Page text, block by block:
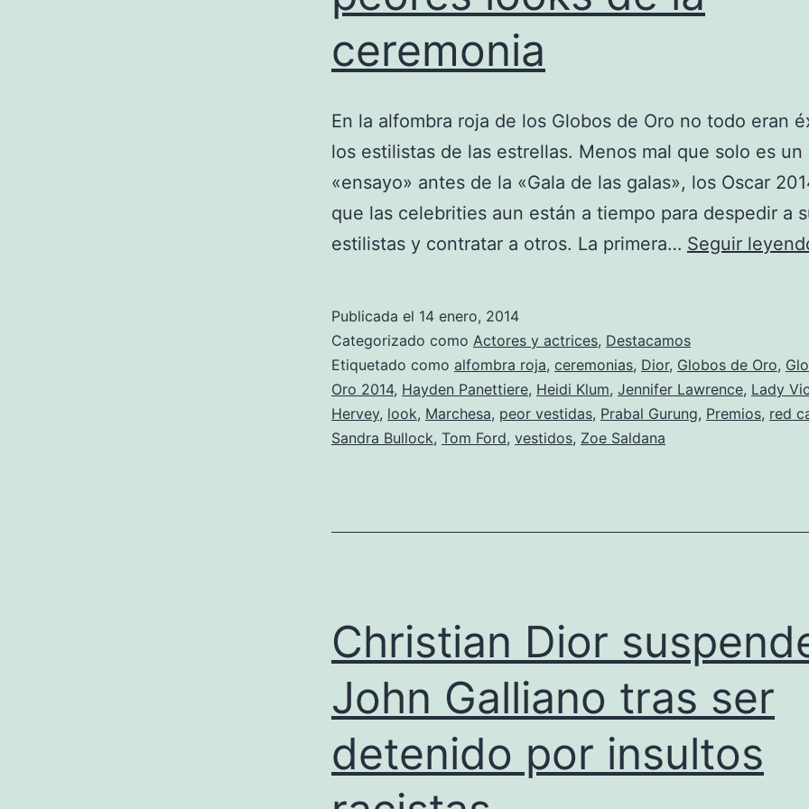
ceremonia
En la alfombra roja de los Globos de Oro no todo eran
los estilistas de las estrellas. Menos mal que solo es un
«ensayo» antes de la «Gala de las galas», los Oscar
que las celebrities aun están a tiempo para despedir a
estilistas y contratar a otros. La primera… Seguir
Publicada el 14 enero, 2014
Categorizado como Actores y actrices, Destacamos
Etiquetado como alfombra roja, ceremonias, Dior, Globos de Oro,
Oro 2014, Hayden Panettiere, Heidi Klum, Jennifer Lawrence, Lady
Hervey, look, Marchesa, peor vestidas, Prabal Gurung, Premios, red
Sandra Bullock, Tom Ford, vestidos, Zoe Saldana
Christian Dior
John Galliano tras ser
detenido por insultos